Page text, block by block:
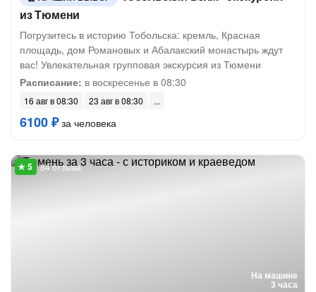
из Тюмени
Погрузитесь в историю Тобольска: кремль, Красная
площадь, дом Романовых и Абалакский монастырь ждут
вас! Увлекательная групповая экскурсия из Тюмени
Расписание: в воскресенье в 08:30
16 авг в 08:30 23 авг в 08:30
6100 ₽за человека
На машине
3 часа
84 отзыва